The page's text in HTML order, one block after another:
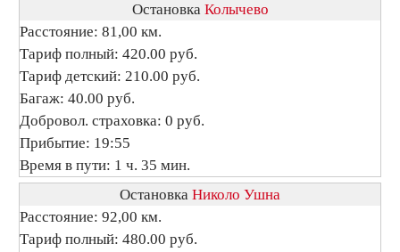
Остановка Колычево
Расстояние: 81,00 км.
Тариф полный: 420.00 руб.
Тариф детский: 210.00 руб.
Багаж: 40.00 руб.
Добровол. страховка: 0 руб.
Прибытие: 19:55
Время в пути: 1 ч. 35 мин.
Остановка Николо Ушна
Расстояние: 92,00 км.
Тариф полный: 480.00 руб.